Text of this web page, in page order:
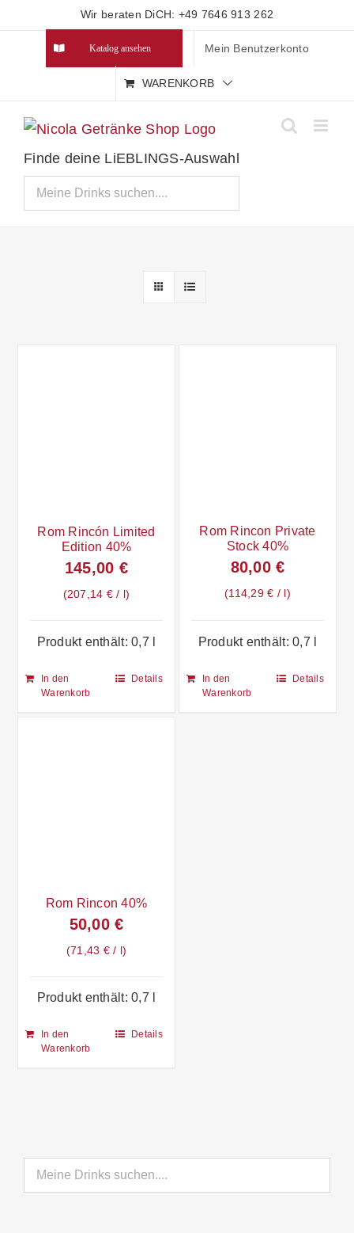
Wir beraten DiCH: +49 7646 913 262
Katalog ansehen Mein Benutzerkonto
WARENKORB
Finde deine LiEBLINGS-Auswahl
Rom Rincón Limited
Edition 40%
145,00 €
207,14 € / l
Produkt enthält: 0,7 l
In den
Warenkorb
Details
Rom Rincon Private
Stock 40%
80,00€
114,29€ / l
Produkt enthält: 0,7 l
In den
Warenkorb
Details
Rom Rincon 40%
50,00€
71,43 €/ l
Produkt enthält: 0,7 l
In den
Warenkorb
Details